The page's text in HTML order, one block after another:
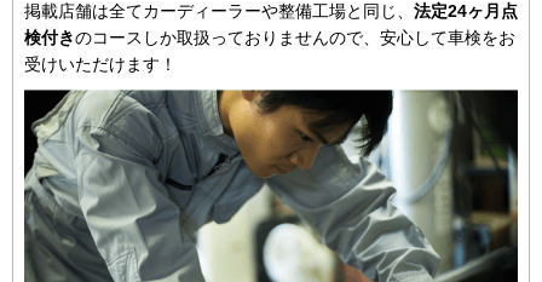
掲載店舗は全てカーディーラーや整備工場と同じ、 法定24ヶ月点
検付きのコースしか取扱っておりませんので、安心して車検をお
受けいただけます！